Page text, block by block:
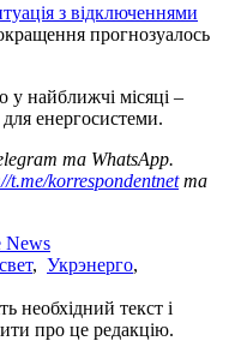
з відключеннями
прогнозуалось
найближчі місяці –
для енергосистеми.
та WhatsApp.
t.me/korrespondentnetта
News
свет, Укрэнерго,
необхідний текст і
про це редакцію.